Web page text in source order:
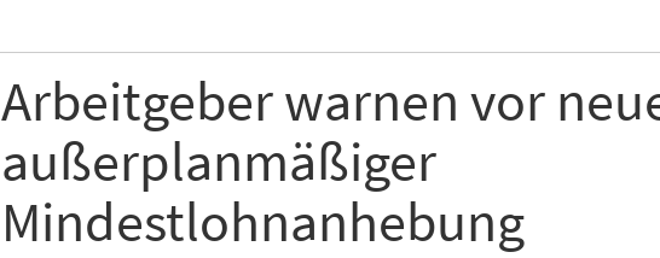
Arbeitgeber warnen vor
außerplanmäßiger
Mindestlohnanhebung